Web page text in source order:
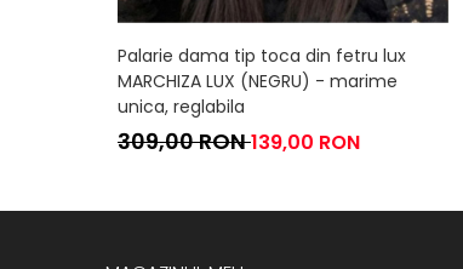
Palarie dama tip toca din fetru lux
MARCHIZA LUX (NEGRU) - marime
unica, reglabila
309,00 RON139,00 RON